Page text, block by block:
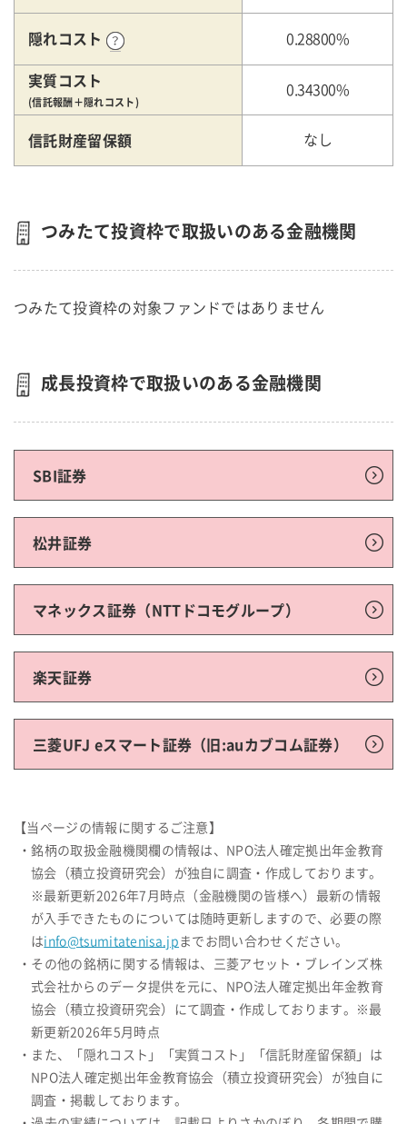
隠れコスト 0.28800%
実質コスト
(信託報酬＋隠れコスト)
0.34300%
信託財産留保額 なし
つみたて投資枠で取扱いのある金融機関
つみたて投資枠の対象ファンドではありません
成長投資枠で取扱いのある金融機関
SBI証券
松井証券
マネックス証券（NTTドコモグループ）
楽天証券
三菱UFJ eスマート証券（旧:auカブコム証券）
【当ページの情報に関するご注意】
・銘柄の取扱金融機関欄の情報は、NPO法人確定拠出年金教育
協会（積立投資研究会）が独自に調査・作成しております。
※最新更新2026年7月時点（金融機関の皆様へ）最新の情報
が入手できたものについては随時更新しますので、必要の際
はinfo@tsumitatenisa.jp までお問い合わせください。
・その他の銘柄に関する情報は、三菱アセット・ブレインズ株
式会社からのデータ提供を元に、NPO法人確定拠出年金教育
協会（積立投資研究会）にて調査・作成しております。※最
新更新2026年5月時点
・また、「隠れコスト」「実質コスト」「信託財産留保額」は
NPO法人確定拠出年金教育協会（積立投資研究会）が独自に
調査・掲載しております。